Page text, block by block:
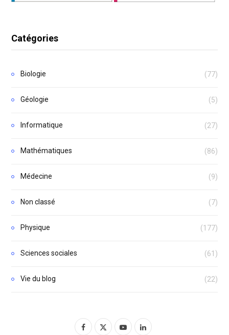
Catégories
Biologie (77)
Géologie (5)
Informatique (27)
Mathématiques (86)
Médecine (9)
Non classé (7)
Physique (177)
Sciences sociales (61)
Vie du blog (22)
F Y L